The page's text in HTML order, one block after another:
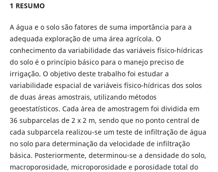
1 RESUMO
A água e o solo são fatores de suma importância para a
adequada exploração de uma área agrícola. O
conhecimento da variabilidade das variáveis físico-hídricas
do solo é o princípio básico para o manejo preciso de
irrigação. O objetivo deste trabalho foi estudar a
variabilidade espacial de variáveis físico-hídricas dos solos
de duas áreas amostrais, utilizando métodos
geoestatísticos. Cada área de amostragem foi dividida em
36 subparcelas de 2 x 2 m, sendo que no ponto central de
cada subparcela realizou-se um teste de infiltração de água
no solo para determinação da velocidade de infiltração
básica. Posteriormente, determinou-se a densidade do solo,
macroporosidade, microporosidade e porosidade total do